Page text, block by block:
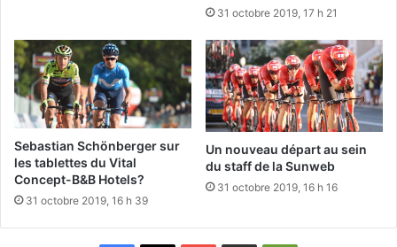
31 octobre 2019, 17 h 21
Sebastian Schönberger sur
les tablettes du Vital
Concept-B&B Hotels?
31 octobre 2019, 16 h 39
Un nouveau départ au sein
du staff de la Sunweb
31 octobre 2019, 16 h 16